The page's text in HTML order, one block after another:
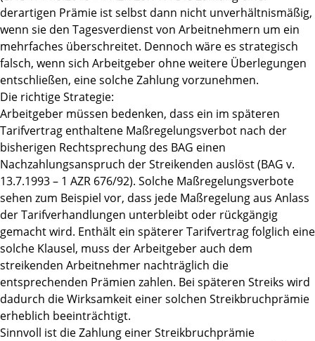
derartigen Prämie ist selbst dann nicht unverhältnismäßig,
wenn sie den Tagesverdienst von Arbeitnehmern um ein
mehrfaches überschreitet. Dennoch wäre es strategisch
falsch, wenn sich Arbeitgeber ohne weitere Überlegungen
entschließen, eine solche Zahlung vorzunehmen.
Die richtige Strategie:
Arbeitgeber müssen bedenken, dass ein im späteren
Tarifvertrag enthaltene Maßregelungsverbot nach der
bisherigen Rechtsprechung des BAG einen
Nachzahlungsanspruch der Streikenden auslöst (BAG v.
13.7.1993 – 1 AZR 676/92). Solche Maßregelungsverbote
sehen zum Beispiel vor, dass jede Maßregelung aus Anlass
der Tarifverhandlungen unterbleibt oder rückgängig
gemacht wird. Enthält ein späterer Tarifvertrag folglich eine
solche Klausel, muss der Arbeitgeber auch dem
streikenden Arbeitnehmer nachträglich die
entsprechenden Prämien zahlen. Bei späteren Streiks wird
dadurch die Wirksamkeit einer solchen Streikbruchprämie
erheblich beeinträchtigt.
Sinnvoll ist die Zahlung einer Streikbruchprämie